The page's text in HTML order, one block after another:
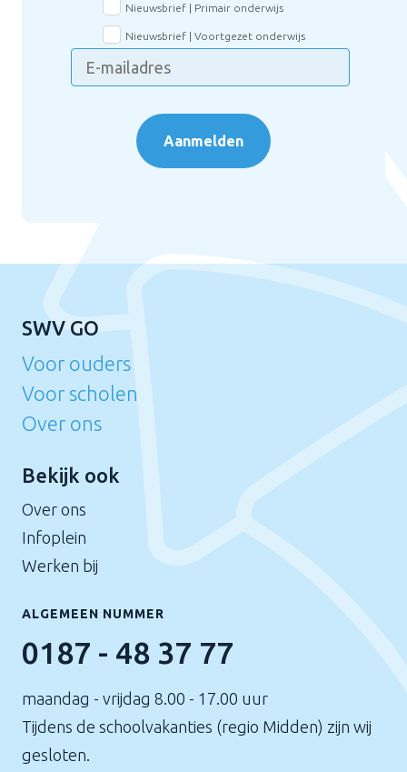
Aanmelden
Nieuwsbrief | Primair onderwijs
Nieuwsbrief | Voortgezet onderwijs
SWV GO
Voor ouders
Voor scholen
Over ons
Bekijk ook
Over ons
Infoplein
Werken bij
ALGEMEEN NUMMER
0187 - 48 37 77
maandag - vrijdag 8.00 - 17.00 uur
Tijdens de schoolvakanties (regio Midden) zijn wij
gesloten.